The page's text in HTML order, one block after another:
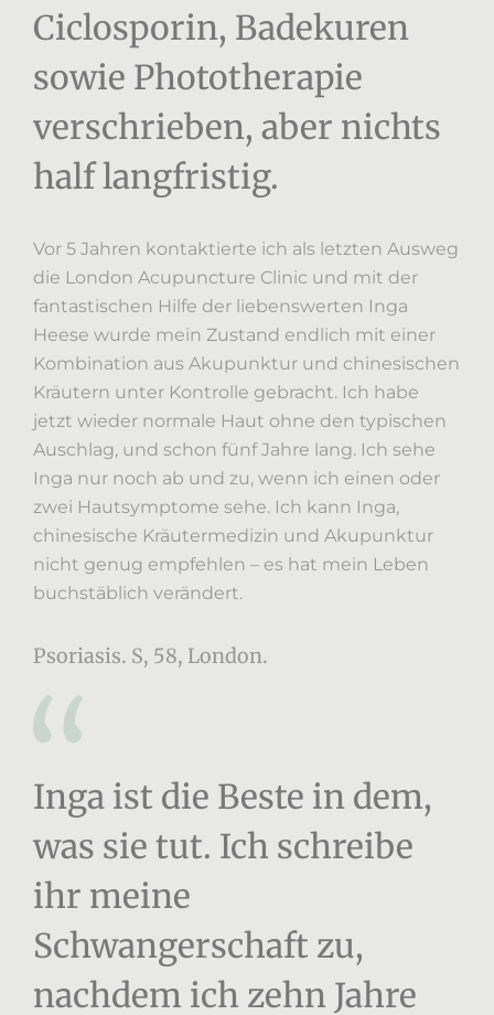
Ciclosporin, Badekuren
sowie Phototherapie
verschrieben, aber nichts
half langfristig.
Vor 5 Jahren kontaktierte ich als letzten Ausweg
die London Acupuncture Clinic und mit der
fantastischen Hilfe der liebenswerten Inga
Heese wurde mein Zustand endlich mit einer
Kombination aus Akupunktur und chinesischen
Kräutern unter Kontrolle gebracht. Ich habe
jetzt wieder normale Haut ohne den typischen
Auschlag, und schon fünf Jahre lang. Ich sehe
Inga nur noch ab und zu, wenn ich einen oder
zwei Hautsymptome sehe. Ich kann Inga,
chinesische Kräutermedizin und Akupunktur
nicht genug empfehlen – es hat mein Leben
buchstäblich verändert.
Psoriasis. S, 58, London.
Inga ist die Beste in dem,
was sie tut. Ich schreibe
ihr meine
Schwangerschaft zu,
nachdem ich zehn Jahre